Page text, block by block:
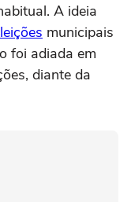
A ideia
municipais
foi adiada em
diante da